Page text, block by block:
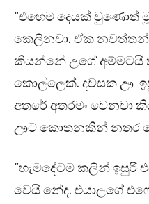
“එහෙම දෙයක් වුණොත්
කෙලිනවා. ඒක
කියන්නේ උගේ අම්මටයි
කොල්ලෙක්. දවසක ඌ
අතරේ අතරමං වෙනවා
ඌට කොතනකින් නතර
“හැමදේටම කලින් ඉසුරි
වෙයි නේද. එයාලගේ